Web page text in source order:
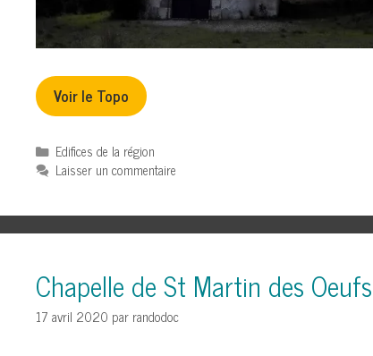
Voir le Topo
Catégories
Edifices de la région
Laisser un commentaire
Chapelle de St Martin des Oeufs
17 avril 2020 par randodoc